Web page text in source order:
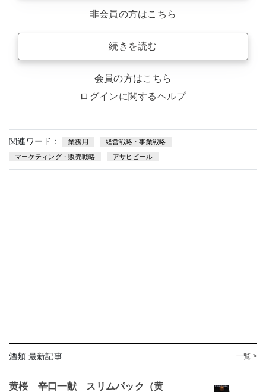
非会員の方はこちら
続きを読む
会員の方はこちら
ログインに関するヘルプ
関連ワード： 業務用 経営戦略・事業戦略
マーケティング・販売戦略 アサヒビール
酒類 最新記事 一覧 >
黄桜 辛口一献 スリムパック（黄